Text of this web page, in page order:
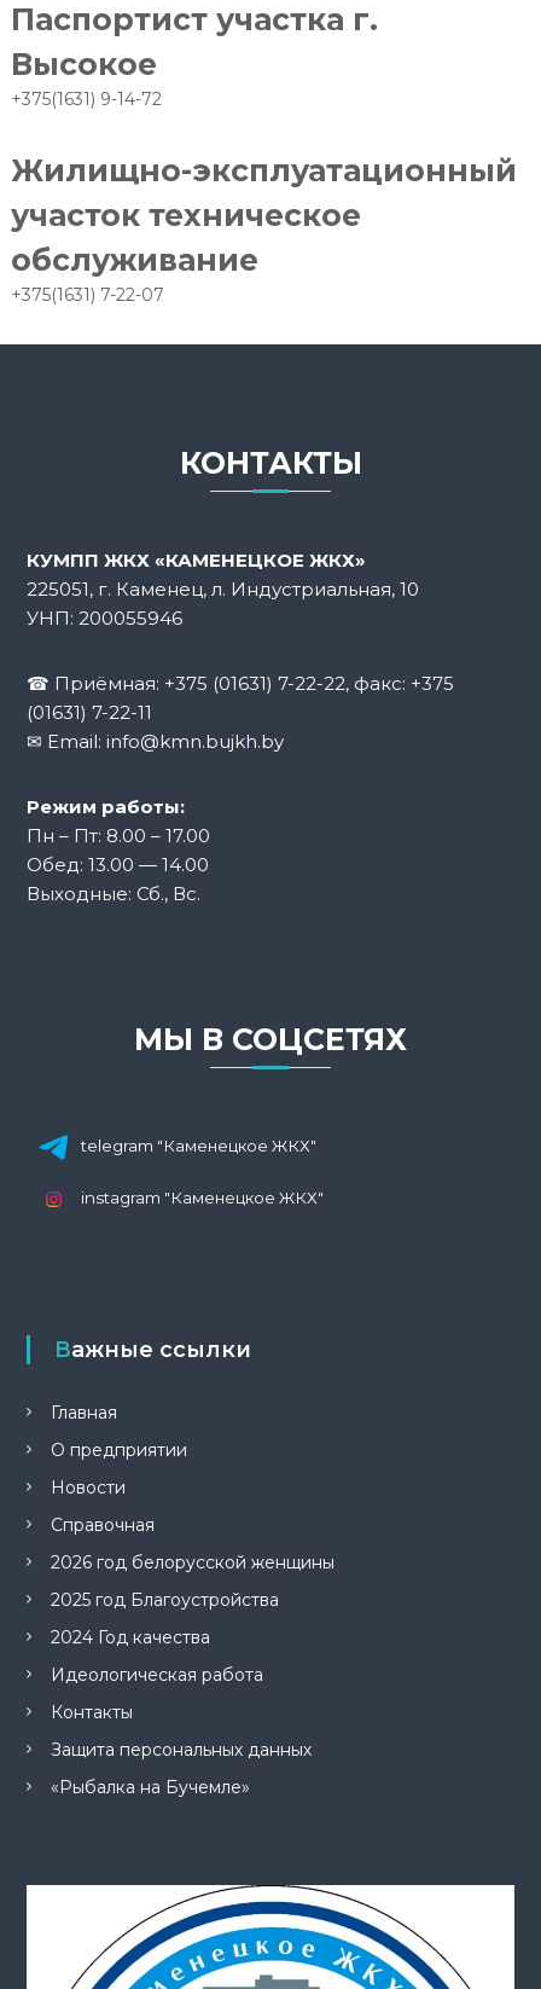
Паспортист участка г.
Высокое
+375(1631) 9-14-72
Жилищно-эксплуатационный
участок техническое
обслуживание
+375(1631) 7-22-07
КОНТАКТЫ
КУМПП ЖКХ «КАМЕНЕЦКОЕ ЖКХ»
225051, г. Каменец, л. Индустриальная, 10
УНП: 200055946
☎ Приёмная: +375 (01631) 7-22-22, факс: +375
(01631) 7-22-11
✉ Email: info@kmn.bujkh.by
Режим работы:
Пн – Пт: 8.00 – 17.00
Обед: 13.00 — 14.00
Выходные: Сб., Вс.
МЫ В СОЦСЕТЯХ
telegram "Каменецкое ЖКХ"
instagram "Каменецкое ЖКХ"
Важные ссылки
Главная
О предприятии
Новости
Справочная
2026 год белорусской женщины
2025 год Благоустройства
2024 Год качества
Идеологическая работа
Контакты
Защита персональных данных
«Рыбалка на Бучемле»